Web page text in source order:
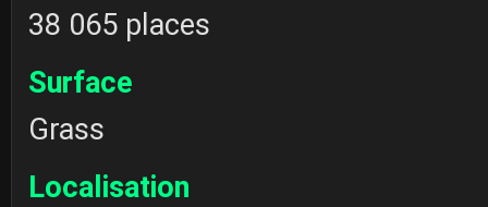
38 065 places
Surface
Grass
Localisation